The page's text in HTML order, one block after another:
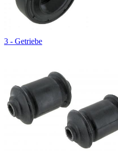
3 - Getriebe